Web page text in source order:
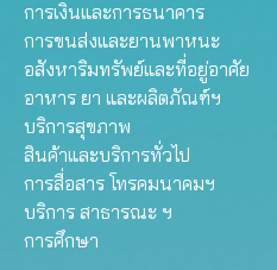
การเงินและการธนาคาร
การขนส่งและยานพาหนะ
อสังหาริมทรัพย์และที่อยู่อาศัย
อาหาร ยา และผลิตภัณฑ์ฯ
บริการสุขภาพ
สินค้าและบริการทั่วไป
การสื่อสาร โทรคมนาคมฯ
บริการ สาธารณะ ฯ
การศึกษา